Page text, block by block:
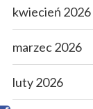
kwiecień 2026
marzec 2026
luty 2026